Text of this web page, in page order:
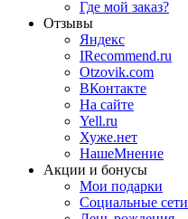
Где мой заказ?
Отзывы
Яндекс
IRecommend.ru
Otzovik.com
ВКонтакте
На сайте
Yell.ru
Хуже.нет
НашеМнение
Акции и бонусы
Мои подарки
Социальные сети